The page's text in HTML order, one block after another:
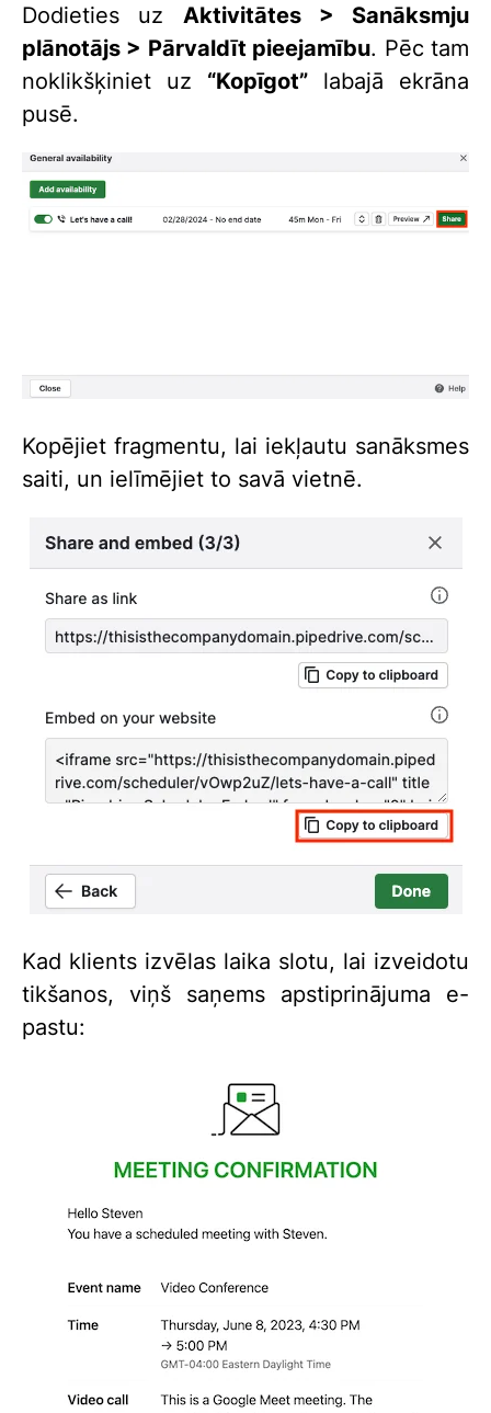
Dodieties uz Aktivitātes > Sanāksmju
plānotājs > Pārvaldīt pieejamību. Pēc tam
noklikšķiniet uz “Kopīgot” labajā ekrāna
pusē.
Kopējiet fragmentu, lai iekļautu sanāksmes
saiti, un ielīmējiet to savā vietnē.
Kad klients izvēlas laika slotu, lai izveidotu
tikšanos, viņš saņems apstiprinājuma e-
pastu: